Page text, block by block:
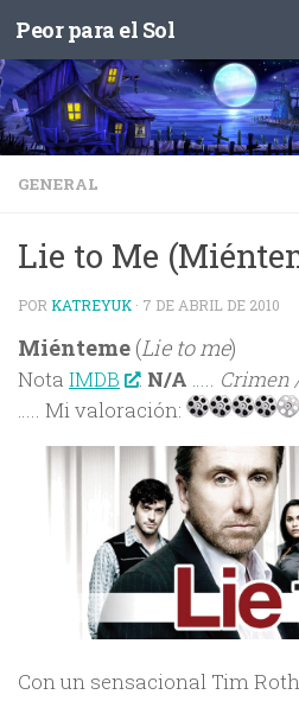
Saltar al contenido
Peor para el Sol
GENERAL
Lie to Me
POR KATREYUK · 7 DE ABRIL DE 2010
Miénteme (Lie to me)
Nota IMDB : N/A ….. Crimen
….. Mi valoración:
Con un sensacional Tim